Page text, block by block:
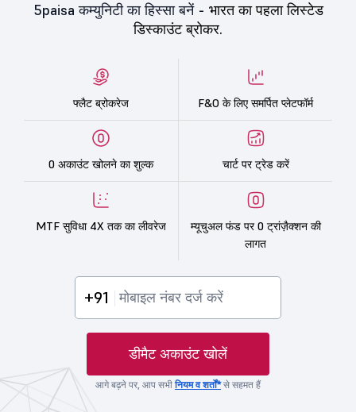
5paisa कम्युनिटी का हिस्सा बनें - भारत का पहला लिस्टेड
डिस्काउंट ब्रोकर.
फ्लैट ब्रोकरेज F&O के लिए समर्पित प्लेटफॉर्म
0 अकाउंट खोलने का शुल्क चार्ट पर ट्रेड करें
MTF सुविधा 4X तक का लीवरेज
म्यूचुअल फंड पर 0 ट्रांज़ैक्शन की
लागत
+91
डीमैट अकाउंट खोलें
आगे बढ़ने पर, आप सभीनियम व शर्तों*से सहमत हैं